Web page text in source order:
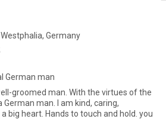
Germany
German man
groomed man. With the virtues of the
man. I am kind, caring,
big heart. Hands to touch and hold. you